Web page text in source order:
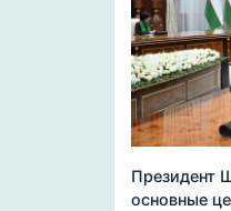
Президент
основные